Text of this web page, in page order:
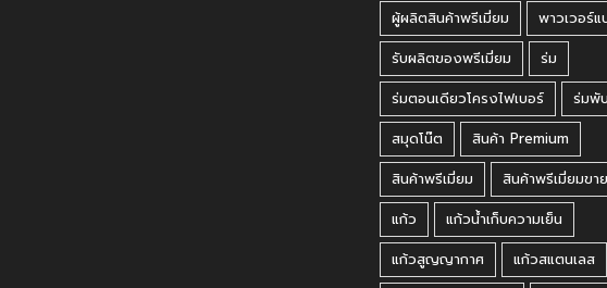
ผู้ผลิตสินค้าพรีเมี่ยม
พาวเวอร์
รับผลิตของพรีเมี่ยม
ร่ม
ร่มตอนเดียวโครงไฟเบอร์
ร่มพับ
สมุดโน๊ต
สินค้า Premium
สินค้าพรีเมี่ยม
สินค้าพรีเมี่ยมขา
แก้ว
แก้วน้ำเก็บความเย็น
แก้วสูญญากาศ
แก้วสแตนเลส